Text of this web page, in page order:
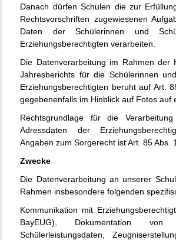
Danach dürfen Schulen die zur
Rechtsvorschriften zugewiesenen
Daten der Schülerinnen und
Erziehungsberechtigten verarbeiten.
Die Datenverarbeitung im Rahmen der
Jahresberichts für die Schülerinnen
Erziehungsberechtigten beruht auf Art.
gegebenenfalls im Hinblick auf Fotos auf
Rechtsgrundlage für die
Adressdaten der
Angaben zum Sorgerecht ist Art. 85 Abs.
Zwecke
Die Datenverarbeitung an unserer
Rahmen insbesondere folgenden
Kommunikation mit
BayEUG), Dokumentation
Schülerleistungsdaten,